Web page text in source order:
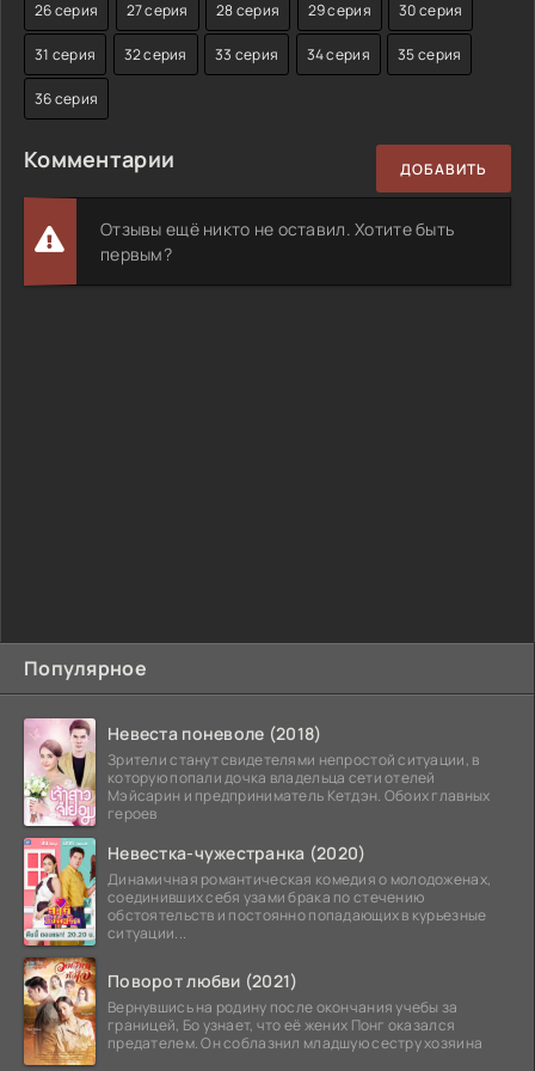
Популярное
Невеста поневоле (2018)
Зрители станут свидетелями непростой ситуации, в
которую попали дочка владельца сети отелей
Мэйсарин и предприниматель Кетдэн. Обоих главных
героев
Невестка-чужестранка (2020)
Динамичная романтическая комедия о молодоженах,
соединивших себя узами брака по стечению
обстоятельств и постоянно попадающих в курьезные
ситуации...
Поворот любви (2021)
Вернувшись на родину после окончания учебы за
границей, Бо узнает, что её жених Понг оказался
предателем. Он соблазнил младшую сестру хозяина
26 серия 27 серия 28 серия 29 серия 30 серия
31 серия 32 серия 33 серия 34 серия 35 серия
36 серия
Комментарии ДОБАВИТЬ
Отзывы ещё никто не оставил. Хотите быть
первым?